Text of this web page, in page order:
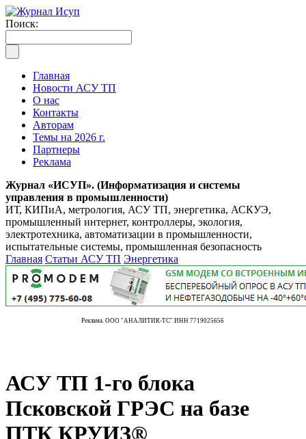
Поиск:
Главная
Новости АСУ ТП
О нас
Контакты
Авторам
Темы на 2026 г.
Партнеры
Реклама
Журнал «ИСУП». (Информатизация и системы
управления в промышленности)
ИТ, КИПиА, метрология, АСУ ТП, энергетика, АСКУЭ,
промышленный интернет, контроллеры, экология,
электротехника, автоматизации в промышленности,
испытательные системы, промышленная безопасность
Главная Статьи АСУ ТП Энергетика
Реклама. ООО "АНАЛИТИК-ТС" ИНН 7719025656
АСУ ТП 1-го блока
Псковской ГРЭС на базе
ПТК КРУИЗ®